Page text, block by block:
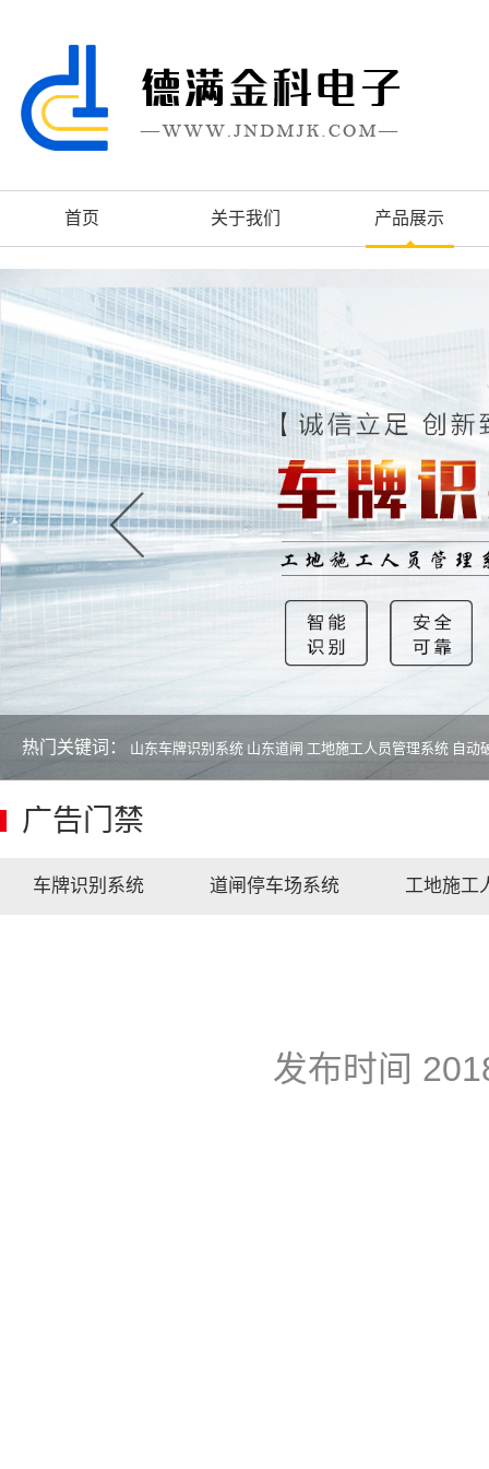
首页 关于我们 产品展示
热门关键词： 山东车牌识别系统 山东道闸 工地施工人员管理系统 自动
广告门禁
车牌识别系统 道闸停车场系统 工地施工
发布时间